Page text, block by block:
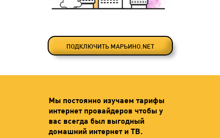
ПОДКЛЮЧИТЬ МАРЬИНО.NET
Мы постоянно изучаем тарифы
интернет провайдеров чтобы у
вас всегда был выгодный
домашний интернет и ТВ.